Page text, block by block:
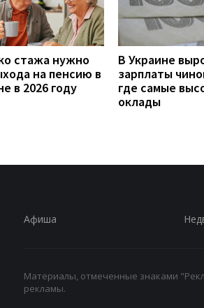
стажа нужно
на пенсию в
в 2026 году
В Украине
зарплаты
где самые
оклады
Афиша
Материалы, отмеченные знаками
рекламы.